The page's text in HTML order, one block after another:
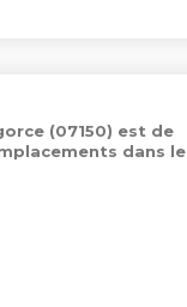
(07150) est de
dans le